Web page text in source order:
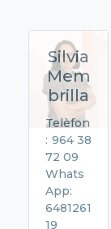
Silvia
Mem
brilla
Telèfon
: 964 38
72 09
Whats
App:
6481261
19